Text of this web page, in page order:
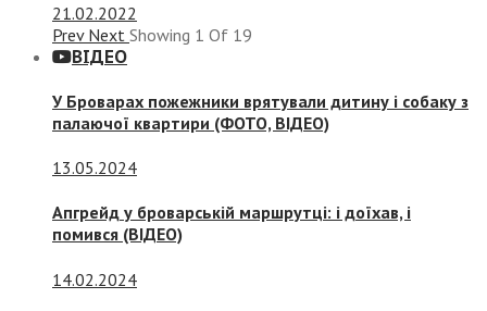
21.02.2022
Prev Next Showing 1 Of 19
ВІДЕО
У Броварах пожежники врятували дитину і собаку з
палаючої квартири (ФОТО, ВІДЕО)
13.05.2024
Апгрейд у броварській маршрутці: і доїхав, і
помився (ВІДЕО)
14.02.2024